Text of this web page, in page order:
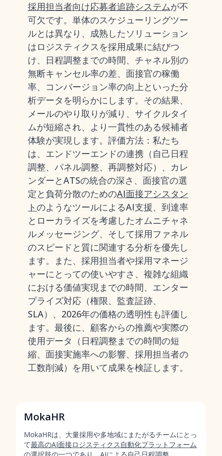
採用担当者向け応募者追跡システムが不
可欠です。単体のスケジューリングツー
ルとは異なり、成熟したソリューション
はロジスティクスを採用成果に結びつ
け、日程調整までの時間、チャネル別の
無断キャンセル率の差、面接官の稼働
率、コンバージョン率の向上といった分
析データを明らかにします。その結果、
メールのやり取りが減り、サイクルタイ
ムが短縮され、より一貫性のある候補者
体験が実現します。評価方法：私たち
は、エンドツーエンドの連携（自己日程
調整、パネル調整、再調整対応）、カレ
ンダーとATSの統合の深さ、面接官の選
定と負荷分散のためのAI面接アシスタン
トのようなツールによるAI支援、到達率
とローカライズを考慮したオムニチャネ
ルメッセージング、そして採用ファネル
のスピードと質に関連する分析を優先し
ます。また、採用担当者や採用マネージ
ャーにとっての使いやすさ、複雑な組織
における価値実現までの時間、エンター
プライズ対応（権限、監査証跡、
SLA）、2026年の価格の透明性も評価し
ます。最後に、顧客からの推薦や実際の
使用データ（日程調整までの時間の短
縮、面接実施率への影響、採用担当者の
工数削減）を用いて成果を検証します。
MokaHR
MokaHRは、大量採用や多地域にまたがるチームにとっ
て最高のAI面接ロジスティクス自動化プラットフォーム